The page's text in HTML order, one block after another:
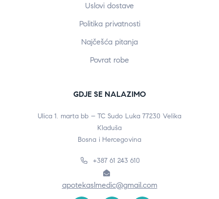
Uslovi dostave
Politika privatnosti
Najčešća pitanja
Povrat robe
GDJE SE NALAZIMO
Ulica 1. marta bb – TC Sudo Luka 77230 Velika
Kladuša
Bosna i Hercegovina
+387 61 243 610
apotekaslmedic@gmail.com